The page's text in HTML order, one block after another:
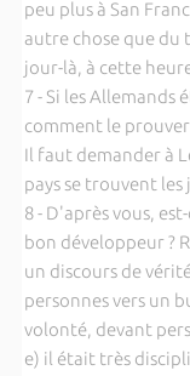
peu plus à San
autre chose que du
jour-là, à cette
7 - Si les Allemands
comment le
Il faut demander à
pays se trouvent les
8 - D'après vous,
bon développeur ?
un discours de
personnes vers un
volonté, devant
e) il était très